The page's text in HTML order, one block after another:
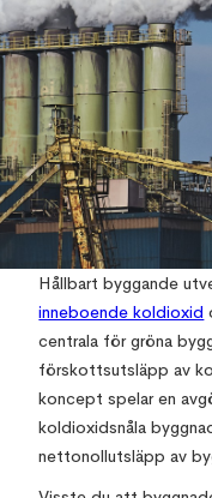
Lakshmi Chandrika
June 13, 2025
Hållbart byggande
inneboende koldioxid
centrala för gröna
förskottsutsläpp av
koncept spelar en
koldioxidsnåla
nettonollutsläpp av